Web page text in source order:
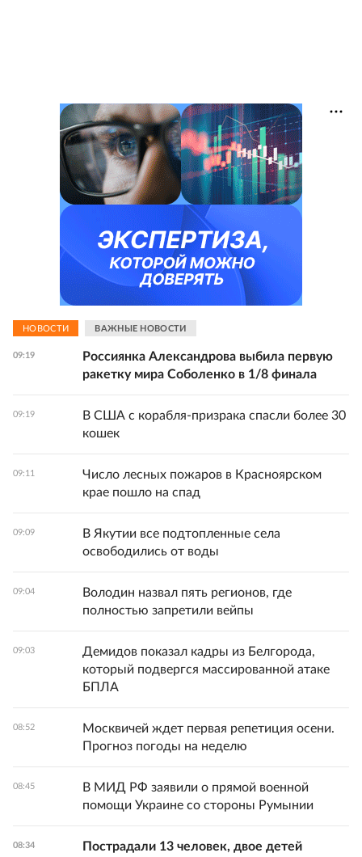
НОВОСТИ ВАЖНЫЕ НОВОСТИ
09:19
Россиянка Александрова выбила первую
ракетку мира Соболенко в 1/8 финала
09:19
В США с корабля-призрака спасли более 30
кошек
09:11
Число лесных пожаров в Красноярском
крае пошло на спад
09:09
В Якутии все подтопленные села
освободились от воды
09:04
Володин назвал пять регионов, где
полностью запретили вейпы
09:03
Демидов показал кадры из Белгорода,
который подвергся массированной атаке
БПЛА
08:52
Москвичей ждет первая репетиция осени.
Прогноз погоды на неделю
08:45
В МИД РФ заявили о прямой военной
помощи Украине со стороны Румынии
08:34
Пострадали 13 человек, двое детей